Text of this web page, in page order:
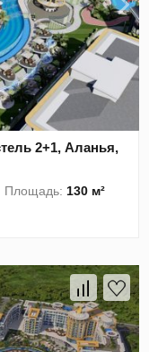
2+1, Аланья,
Площадь: 130 м²